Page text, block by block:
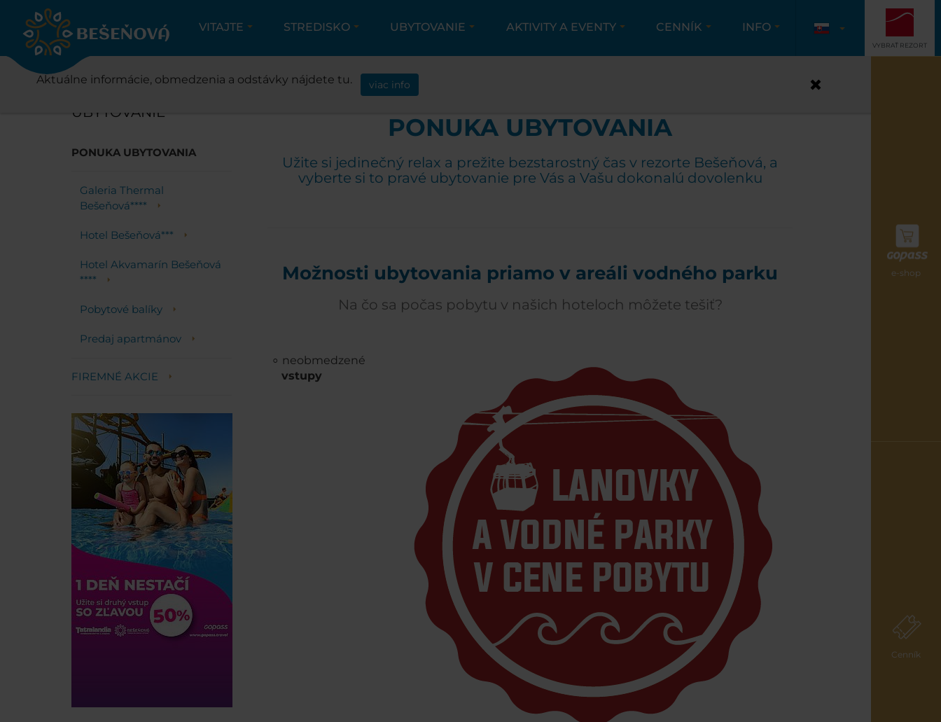
e-shop
Cenník
VITAJTE STREDISKO UBYTOVANIE AKTIVITY A EVENTY CENNÍK INFO
VYBRAŤ REZORT
UBYTOVANIE
UBYTOVANIE
PONUKA UBYTOVANIA
Galeria Thermal
Bešeňová****
Hotel Bešeňová***
Hotel Akvamarín Bešeňová
****
Pobytové balíky
Predaj apartmánov
FIREMNÉ AKCIE
PONUKA UBYTOVANIA
Užite si jedinečný relax a prežite bezstarostný čas v rezorte Bešeňová, a
vyberte si to pravé ubytovanie pre Vás a Vašu dokonalú dovolenku
Možnosti ubytovania priamo v areáli vodného parku
Na čo sa počas pobytu v našich hoteloch môžete tešiť?
neobmedzené
vstupy
Aktuálne informácie, obmedzenia a odstávky nájdete tu. viac info